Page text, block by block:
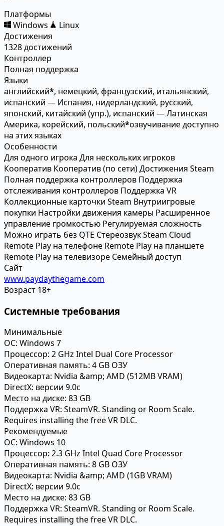
Платформы
Windows
Linux
Достижения
1328 достижений
Контроллер
Полная поддержка
Языки
английский*, немецкий, французский, итальянский,
испанский — Испания, нидерландский, русский,
японский, китайский (упр.), испанский — Латинская
Америка, корейский, польский*озвучивание доступно
на этих языках
Особенности
Для одного игрока Для нескольких игроков
Кооператив Кооператив (по сети)Достижения Steam
Полная поддержка контроллеров Поддержка
отслеживания контроллеров Поддержка VR
Коллекционные карточки Steam Внутриигровые
покупки Настройки движения камеры Расширенное
управление громкостью Регулируемая сложность
Можно играть без QTE СтереозвукSteam Cloud
Remote Play на телефоне Remote Play на планшете
Remote Play на телевизоре Семейный доступ
Сайт
www.paydaythegame.com
Возраст 18+
Системные требования
Минимальные
ОС: Windows 7
Процессор: 2 GHz Intel Dual Core Processor
Оперативная память: 4 GB ОЗУ
Видеокарта: Nvidia &amp; AMD (512MB VRAM)
DirectX: версии 9.0c
Место на диске: 83 GB
Поддержка VR: SteamVR. Standing or Room Scale.
Requires installing the free VR DLC.
Рекомендуемые
ОС: Windows 10
Процессор: 2.3 GHz Intel Quad Core Processor
Оперативная память: 8 GB ОЗУ
Видеокарта: Nvidia &amp; AMD (1GB VRAM)
DirectX: версии 9.0c
Место на диске: 83 GB
Поддержка VR: SteamVR. Standing or Room Scale.
Requires installing the free VR DLC.